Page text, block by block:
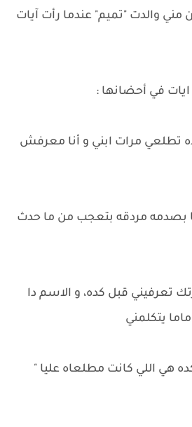
مني والدت "تميم" عندما رأت آيات
في أحضانها :
تطلعي مرات ابني و أنا معرفش
بصدمه مردقه بتعجب من ما حدث
تعرفيني قبل كده، و الاسم دا
يتكلمني
هي اللي كانت مطلعاه عليا "